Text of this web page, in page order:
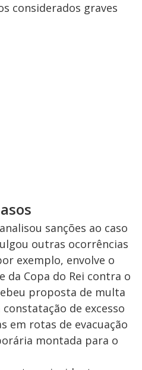
considerados graves
sanções ao caso
outras ocorrências
exemplo, envolve o
da Copa do Rei contra o
proposta de multa
de excesso
em rotas de evacuação
montada para o